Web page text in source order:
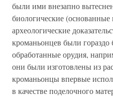
были ими внезапно
биологические
археологические
кроманьонцев были
обработанные орудия,
они были изготовлены из
кроманьонцы впервые
в качестве поделочного